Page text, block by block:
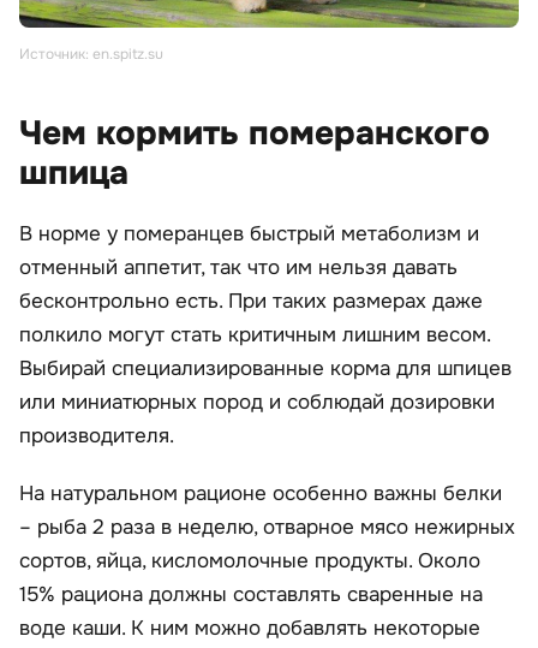
Источник: en.spitz.su
Чем кормить померанского
шпица
В норме у померанцев быстрый метаболизм и
отменный аппетит, так что им нельзя давать
бесконтрольно есть. При таких размерах даже
полкило могут стать критичным лишним весом.
Выбирай специализированные корма для шпицев
или миниатюрных пород и соблюдай дозировки
производителя.
На натуральном рационе особенно важны белки
– рыба 2 раза в неделю, отварное мясо нежирных
сортов, яйца, кисломолочные продукты. Около
15% рациона должны составлять сваренные на
воде каши. К ним можно добавлять некоторые